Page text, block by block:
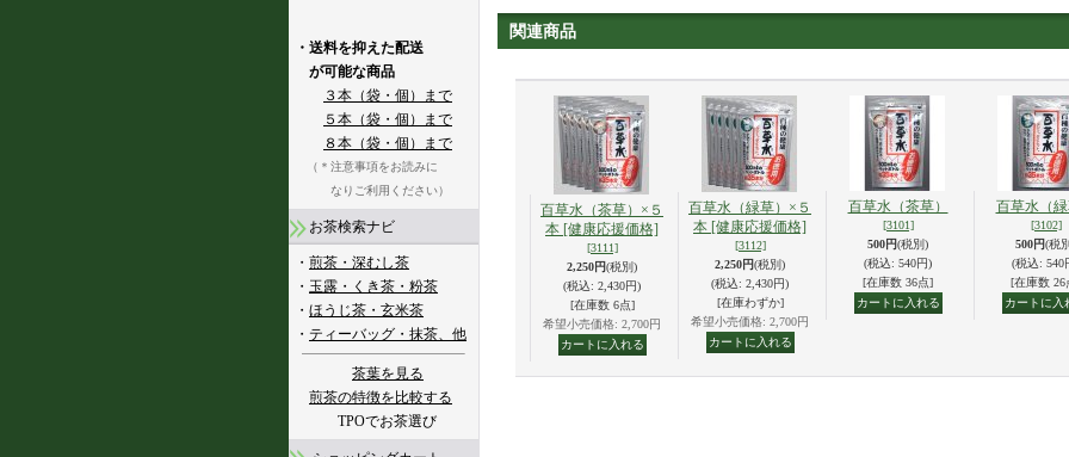
・送料を抑えた配送
が可能な商品
３本（袋・個）まで
５本（袋・個）まで
８本（袋・個）まで
（＊注意事項をお読みに
なりご利用ください）
お茶検索ナビ
・ 煎茶・深むし茶
・ 玉露・くき茶・粉茶
・ ほうじ茶・玄米茶
・ ティーバッグ・抹茶、他
茶葉を見る
煎茶の特徴を比較する
TPOでお茶選び
関連商品
百草水（茶草）×５
本 [健康応援価格]
[3111]
2,250円(税別)
(税込: 2,430円)
[在庫数 6点]
希望小売価格: 2,700円
百草水（緑草）×５
本 [健康応援価格]
[3112]
2,250円(税別)
(税込: 2,430円)
[在庫わずか]
希望小売価格: 2,700円
百草水（茶草）
[3101]
500円(税別)
(税込: 540円)
[在庫数 36点]
百草水（
[3102]
500円(税
(税込: 540
[在庫数 26